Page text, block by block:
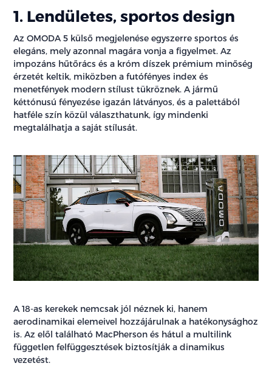
1. Lendületes, sportos design
Az OMODA 5 külső megjelenése egyszerre sportos és
elegáns, mely azonnal magára vonja a figyelmet. Az
impozáns hűtőrács és a króm díszek prémium minőség
érzetét keltik, miközben a futófényes index és
menetfények modern stílust tükröznek. A jármű
kéttónusú fényezése igazán látványos, és a palettából
hatféle szín közül választhatunk, így mindenki
megtalálhatja a saját stílusát.
A 18-as kerekek nemcsak jól néznek ki, hanem
aerodinamikai elemeivel hozzájárulnak a hatékonysághoz
is. Az elől található MacPherson és hátul a multilink
független felfüggesztések biztosítják a dinamikus
vezetést.